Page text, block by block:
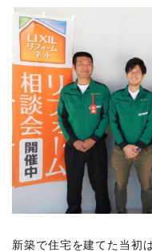
新築で住宅を建てた当初